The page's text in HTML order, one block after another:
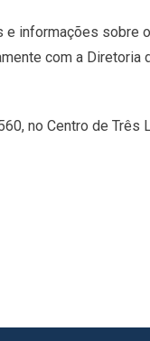
informações sobre
com a Diretoria
no Centro de Três